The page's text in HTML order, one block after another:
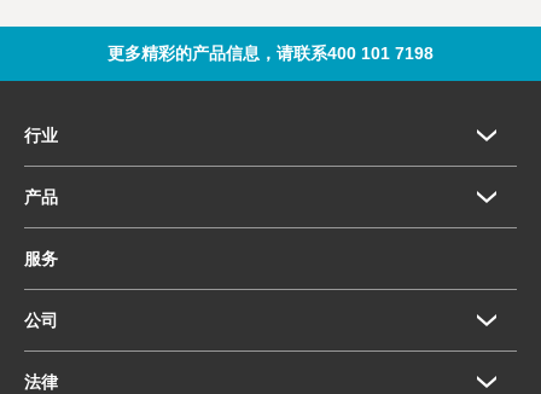
更多精彩的产品信息，请联系400 101 7198
行业
产品
服务
公司
法律